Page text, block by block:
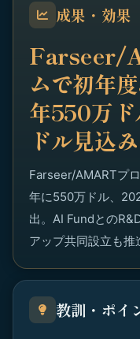
成果・効果
Farseer/
ムで初年
年550万
ドル見込み
Farseer/AMARTプ
年に550万ドル、
出。AI Fundとの
アップ共同設立も推
教訓・ポイ